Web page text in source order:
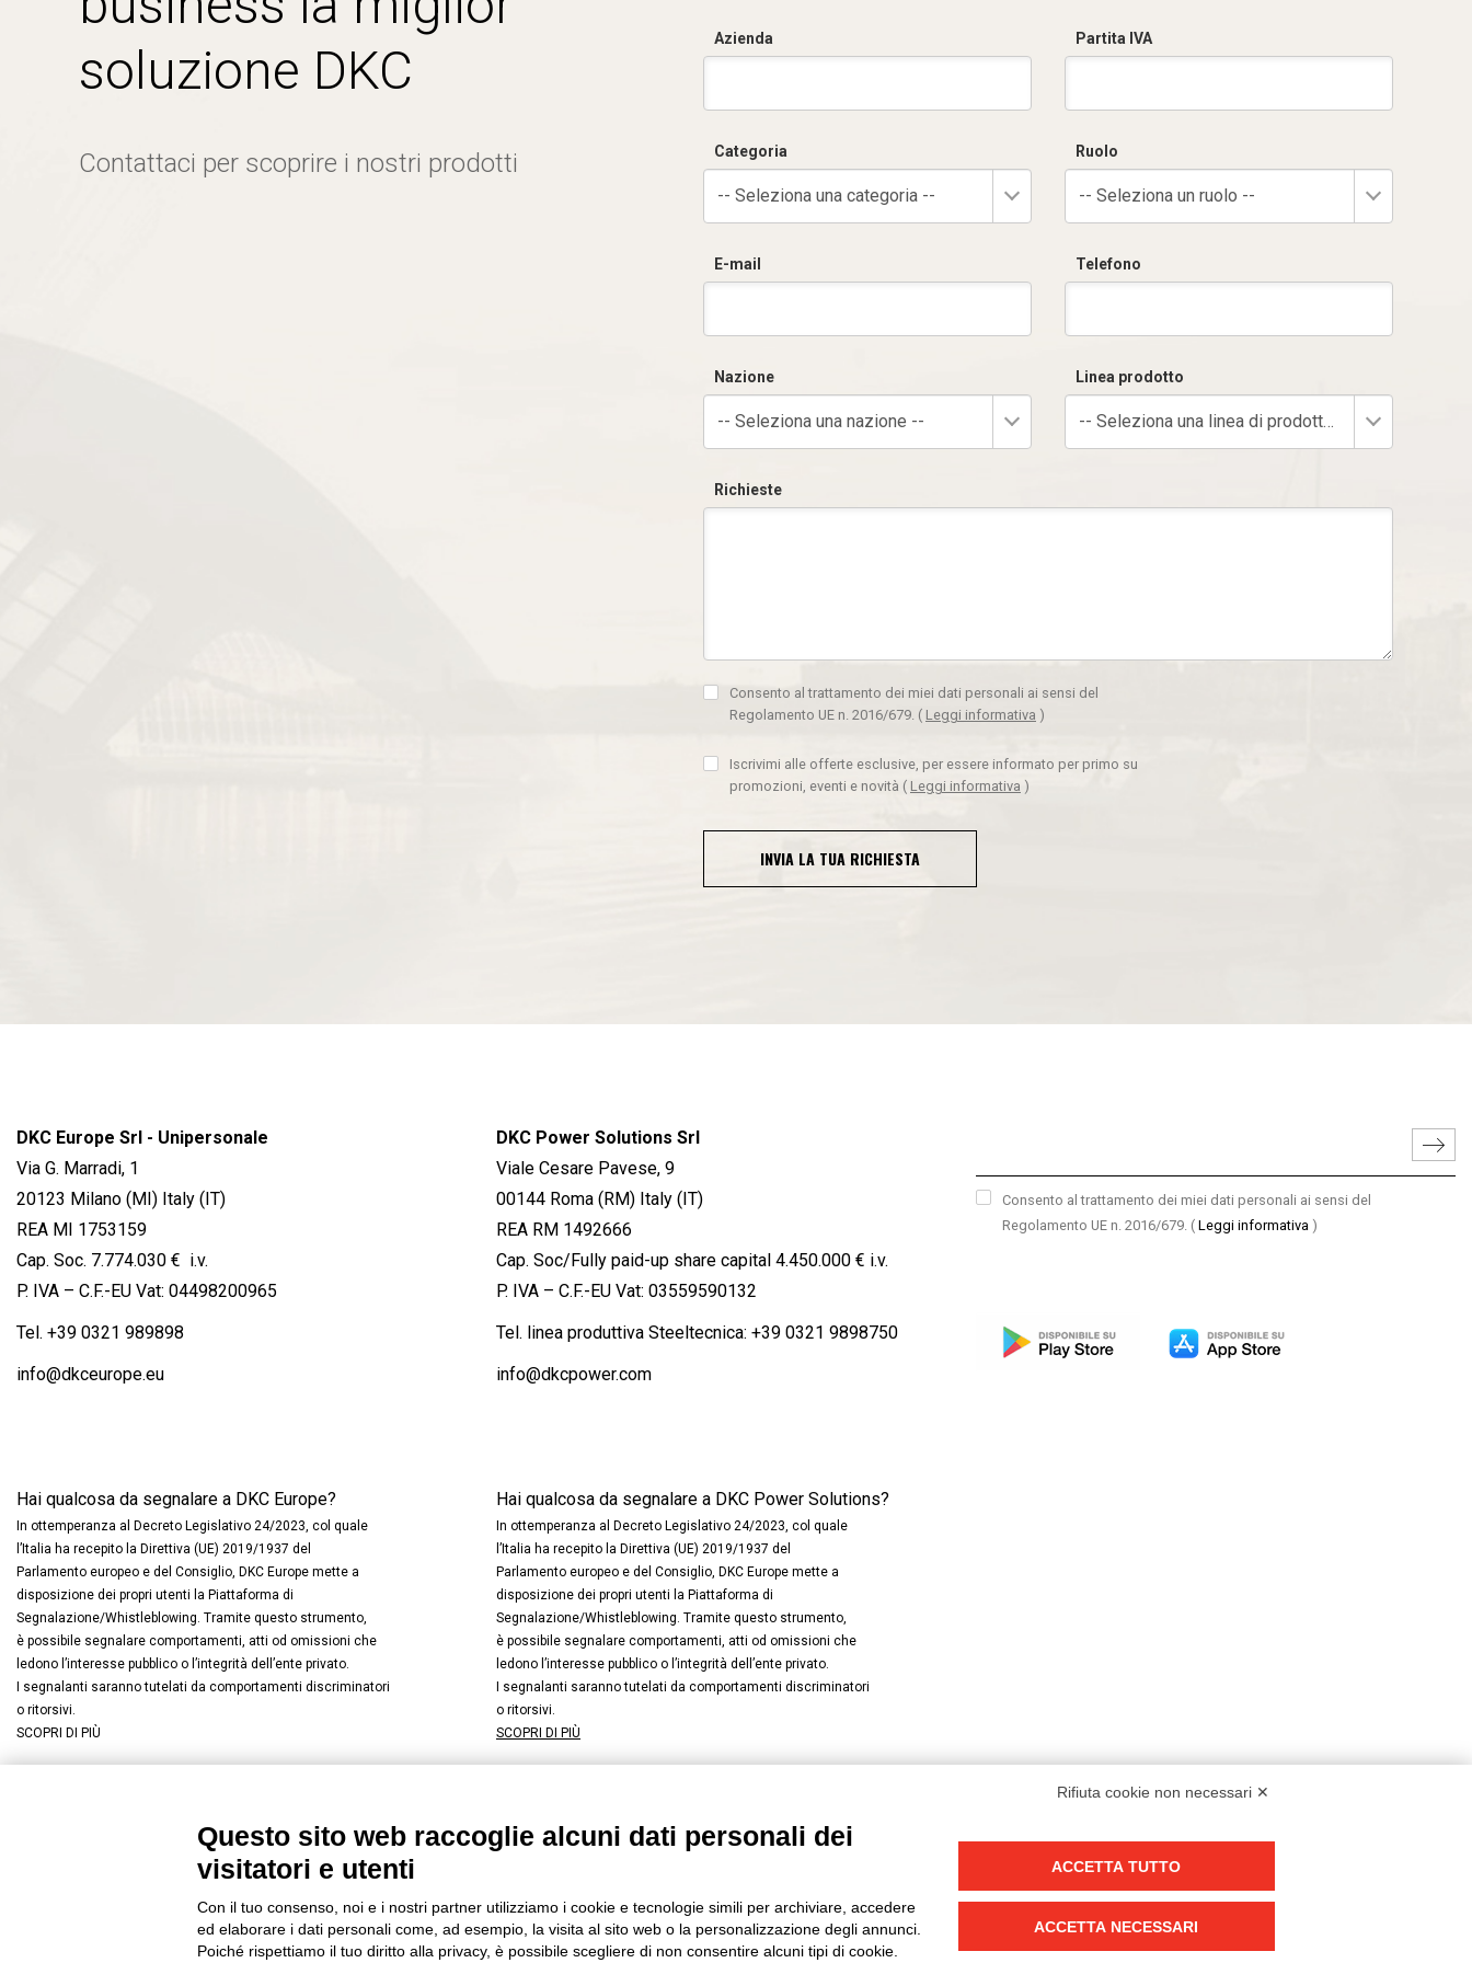
soluzione DKC
Contattaci per scoprire i nostri prodotti
Azienda Partita IVA
Categoria
-- Seleziona una categoria --
Ruolo
-- Seleziona un ruolo --
E-mail Telefono
Nazione
-- Seleziona una nazione --
Linea prodotto
-- Seleziona una linea di prodotto --
Richieste
Consento al trattamento dei miei dati personali ai sensi del
Regolamento UE n. 2016/679. ( Leggi informativa )
Iscrivimi alle offerte esclusive, per essere informato per primo su
promozioni, eventi e novità ( Leggi informativa )
INVIA LA TUA RICHIESTA
DKC Europe Srl - Unipersonale
Via G. Marradi, 1
20123 Milano (MI) Italy (IT)
REA MI 1753159
Cap. Soc. 7.774.030 € i.v.
P. IVA – C.F.-EU Vat: 04498200965
Tel. +39 0321 989898
info@dkceurope.eu
Hai qualcosa da segnalare a DKC Europe?
In ottemperanza al Decreto Legislativo 24/2023, col quale
l’Italia ha recepito la Direttiva (UE) 2019/1937 del
Parlamento europeo e del Consiglio, DKC Europe mette a
disposizione dei propri utenti la Piattaforma di
Segnalazione/Whistleblowing. Tramite questo strumento,
è possibile segnalare comportamenti, atti od omissioni che
ledono l’interesse pubblico o l’integrità dell’ente privato.
I segnalanti saranno tutelati da comportamenti discriminatori
o ritorsivi.
SCOPRI DI PIÙ
DKC Power Solutions Srl
Viale Cesare Pavese, 9
00144 Roma (RM) Italy (IT)
REA RM 1492666
Cap. Soc/Fully paid-up share capital 4.450.000 € i.v.
P. IVA – C.F.-EU Vat: 03559590132
Tel. linea produttiva Steeltecnica: +39 0321 9898750
info@dkcpower.com
Hai qualcosa da segnalare a DKC Power Solutions?
In ottemperanza al Decreto Legislativo 24/2023, col quale
l’Italia ha recepito la Direttiva (UE) 2019/1937 del
Parlamento europeo e del Consiglio, DKC Europe mette a
disposizione dei propri utenti la Piattaforma di
Segnalazione/Whistleblowing. Tramite questo strumento,
è possibile segnalare comportamenti, atti od omissioni che
ledono l’interesse pubblico o l’integrità dell’ente privato.
I segnalanti saranno tutelati da comportamenti discriminatori
o ritorsivi.
SCOPRI DI PIÙ
Consento al trattamento dei miei dati personali ai sensi del
Regolamento UE n. 2016/679. ( Leggi informativa )
FACEBOOK LINKEDIN / YOUTUBE INSTAGRAM
Privacy -Cookies -Modifica preferenze Cookie
Rifiuta cookie non necessari ✕
Questo sito web raccoglie alcuni dati personali dei
visitatori e utenti
Con il tuo consenso, noi e i nostri partner utilizziamo i cookie e tecnologie simili per archiviare, accedere
ed elaborare i dati personali come, ad esempio, la visita al sito web o la personalizzazione degli annunci.
Poiché rispettiamo il tuo diritto alla privacy, è possibile scegliere di non consentire alcuni tipi di cookie.
ACCETTA TUTTO
ACCETTA NECESSARI